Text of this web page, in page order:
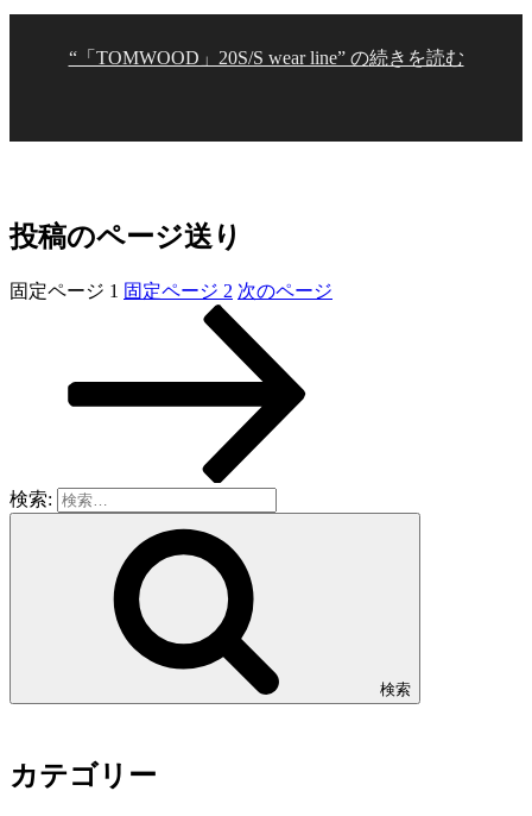
“「TOMWOOD」20S/S wear line” の続きを読む
投稿のページ送り
固定ページ 1 固定ページ 2 次のページ
検索:
検索
カテゴリー